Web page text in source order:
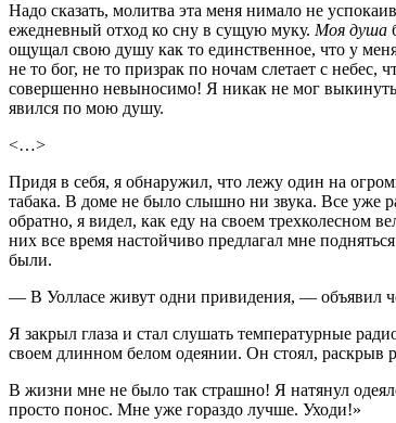
Надо сказать, молитва эта меня нимало не
ежедневный отход ко сну в сущую муку. Моя душа
ощущал свою душу как то единственное, что у
не то бог, не то призрак по ночам слетает с
совершенно невыносимо! Я никак не мог выкинуть
явился по мою душу.
<…>
Придя в себя, я обнаружил, что лежу один на
табака. В доме не было слышно ни звука. Все уже
обратно, я видел, как еду на своем трехколесном
них все время настойчиво предлагал мне
были.
— В Уолласе живут одни привидения, — объявил
Я закрыл глаза и стал слушать температурные
своем длинном белом одеянии. Он стоял, раскрыв
В жизни мне не было так страшно! Я натянул
просто понос. Мне уже гораздо лучше. Уходи!»